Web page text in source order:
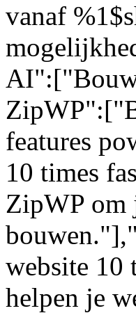
vanaf
features
10 times
ZipWP om
website 10
helpen je